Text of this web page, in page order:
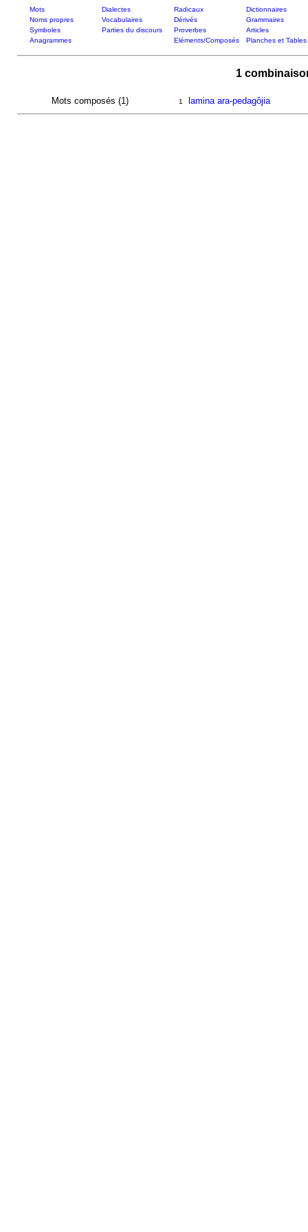
Mots Dialectes Radicaux
Dictionnaires
Noms propres
Vocabulaires Dérivés
Grammaires
Symboles
Parties du discours Proverbes
Articles
Anagrammes
Eléments/Composés Planches et Tables
1
Mots composés (1) 1 lamina ara-pedagôjia